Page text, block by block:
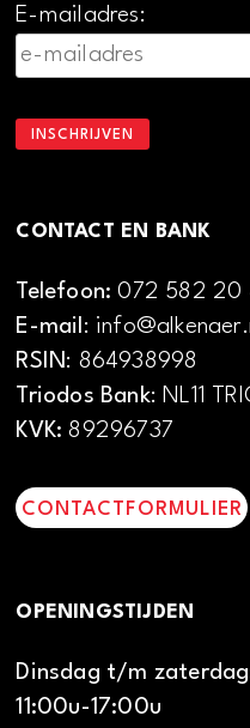
E-mailadres:
CONTACT EN BANK
Telefoon:072 582 20
E-mail:
RSIN: 864938998
Triodos Bank: NL11
KVK: 89296737
CONTACTFORMULIER
OPENINGSTIJDEN
Dinsdag t/m
11:00u-17:00u